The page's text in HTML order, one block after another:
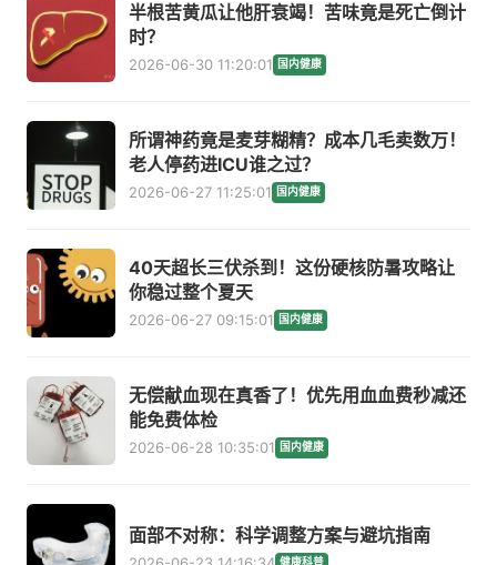
半根苦黄瓜让他肝衰竭！苦味竟是死亡倒计
时？
2026-06-30 11:20:01 国内健康
所谓神药竟是麦芽糊精？成本几毛卖数万！
老人停药进ICU谁之过？
2026-06-27 11:25:01 国内健康
40天超长三伏杀到！这份硬核防暑攻略让
你稳过整个夏天
2026-06-27 09:15:01 国内健康
无偿献血现在真香了！优先用血血费秒减还
能免费体检
2026-06-28 10:35:01 国内健康
面部不对称：科学调整方案与避坑指南
健康科普